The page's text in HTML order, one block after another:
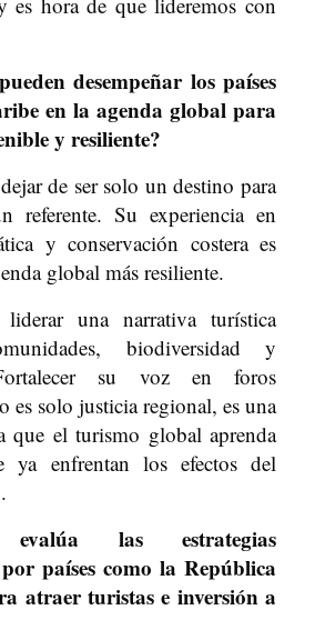
desempeñar los países
en la agenda global para
y resiliente?
de ser solo un destino para
referente. Su experiencia en
y conservación costera es
global más resiliente.
liderar una narrativa turística
biodiversidad y
su voz en foros
es solo justicia regional, es una
que el turismo global aprenda
ya enfrentan los efectos del
las estrategias
países como la República
atraer turistas e inversión a